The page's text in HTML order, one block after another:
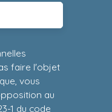
faire l'objet
vous
au
1 du code